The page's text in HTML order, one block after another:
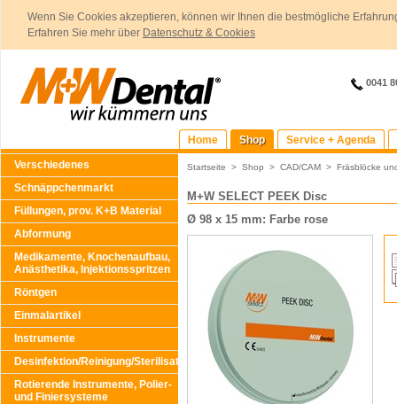
Wenn Sie Cookies akzeptieren, können wir Ihnen die bestmögliche
Erfahren Sie mehr über Datenschutz & Cookies
0041
Home Shop
Service + Agenda
Verschiedenes
Schnäppchenmarkt
Füllungen, prov. K+B Material
Abformung
Medikamente, Knochenaufbau,
Anästhetika, Injektionsspritzen
Röntgen
Einmalartikel
Instrumente
Desinfektion/Reinigung/Sterilisation
Rotierende Instrumente, Polier-
und Finiersysteme
Startseite > Shop > CAD/CAM > Fräsblöcke
M+W SELECT PEEK Disc
Ø 98 x 15 mm: Farbe rose